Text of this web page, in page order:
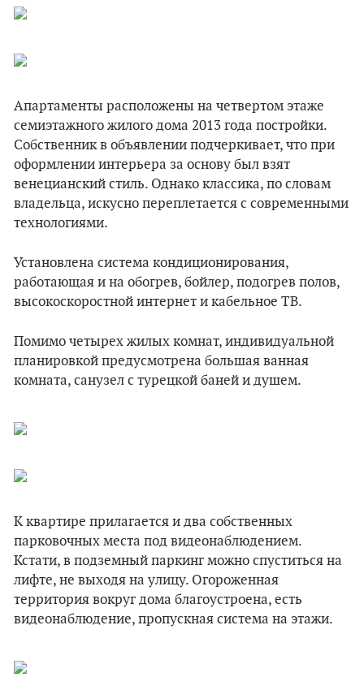
Апартаменты расположены на четвертом этаже
семиэтажного жилого дома 2013 года постройки.
Собственник в объявлении подчеркивает, что при
оформлении интерьера за основу был взят
венецианский стиль. Однако классика, по словам
владельца, искусно переплетается с современными
технологиями.
Установлена система кондиционирования,
работающая и на обогрев, бойлер, подогрев полов,
высокоскоростной интернет и кабельное ТВ.
Помимо четырех жилых комнат, индивидуальной
планировкой предусмотрена большая ванная
комната, санузел с турецкой баней и душем.
К квартире прилагается и два собственных
парковочных места под видеонаблюдением.
Кстати, в подземный паркинг можно спуститься на
лифте, не выходя на улицу. Огороженная
территория вокруг дома благоустроена, есть
видеонаблюдение, пропускная система на этажи.